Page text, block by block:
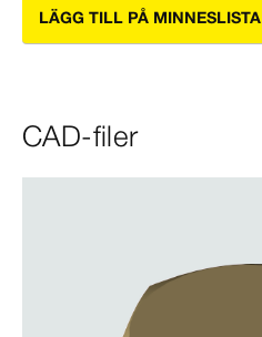
LÄGG TILL PÅ MINNESLISTA
CAD-filer